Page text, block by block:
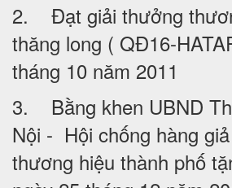
2. Đạt giải thưởng
thăng long ( QĐ16-
tháng 10 năm 2011
3. Bằng khen UBND
Nội - Hội chống hàng
thương hiệu thành phố